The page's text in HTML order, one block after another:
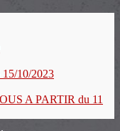
10/2023
A PARTIR du 11